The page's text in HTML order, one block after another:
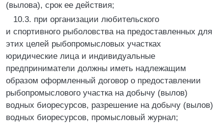
(вылова), срок ее действия;
10.3. при организации любительского
и спортивного рыболовства на предоставленных для
этих целей рыбопромысловых участках
юридические лица и индивидуальные
предприниматели должны иметь надлежащим
образом оформленный договор о предоставлении
рыбопромыслового участка на добычу (вылов)
водных биоресурсов, разрешение на добычу (вылов)
водных биоресурсов, промысловый журнал;